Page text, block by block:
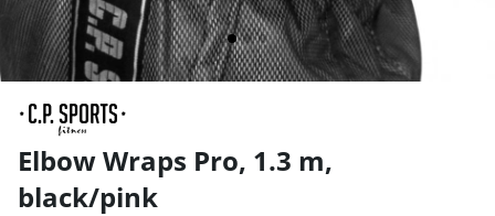
Elbow Wraps Pro, 1.3 m,
black/pink